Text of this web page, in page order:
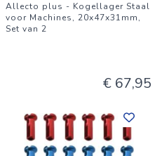
Allecto plus - Kogellager Staal
voor Machines, 20x47x31mm,
Set van 2
€ 67,95